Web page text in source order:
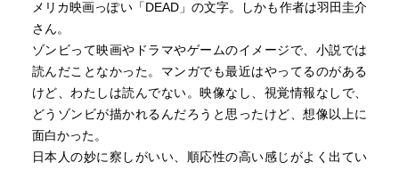
メリカ映画っぽい「DEAD」の文字。しかも作者は羽田圭介
さん。
ゾンビって映画やドラマやゲームのイメージで、小説では
読んだことなかった。マンガでも最近はやってるのがある
けど、わたしは読んでない。映像なし、視覚情報なしで、
どうゾンビが描かれるんだろうと思ったけど、想像以上に
面白かった。
日本人の妙に察しがいい、順応性の高い感じがよく出てい